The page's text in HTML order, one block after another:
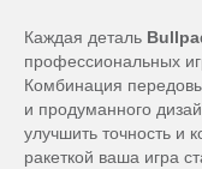
Каждая деталь
профессиональных
Комбинация
и продуманного
улучшить точность и
ракеткой ваша игра